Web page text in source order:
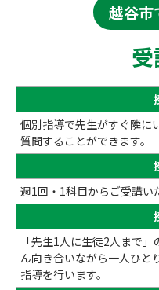
越谷市
個別指導で先生がすぐ隣に
質問することができます。
週1回・1科目からご受講い
「先生1人に生徒2人まで
ん向き合いながら一人ひと
指導を行います。